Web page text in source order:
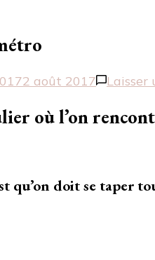
2 août 2017 Laisser
où l’on
qu’on doit se taper